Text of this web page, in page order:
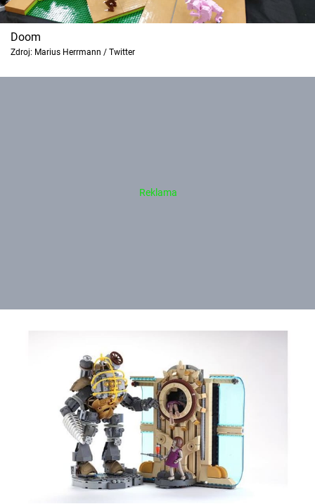
Doom
Zdroj: Marius Herrmann / Twitter